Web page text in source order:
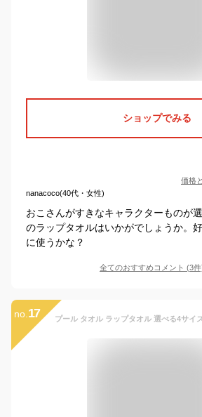
ショップでみる
価格
nanacoco(40代・女性)
おこさんがすきなキャラクターものが
のラップタオルはいかがでしょうか。
に使うかな？
全てのおすすめコメント (3件
no. 17